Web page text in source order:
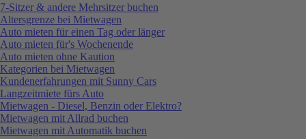
7-Sitzer & andere Mehrsitzer buchen
Altersgrenze bei Mietwagen
Auto mieten für einen Tag oder länger
Auto mieten für's Wochenende
Auto mieten ohne Kaution
Kategorien bei Mietwagen
Kundenerfahrungen mit Sunny Cars
Langzeitmiete fürs Auto
Mietwagen - Diesel, Benzin oder Elektro?
Mietwagen mit Allrad buchen
Mietwagen mit Automatik buchen